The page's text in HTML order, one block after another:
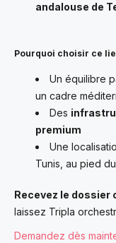
andalouse de
Pourquoi choisir ce
Un équilibre
un cadre
Des
premium
Une
Tunis, au pied
Recevez le dossier
laissez Tripla
Demandez dès